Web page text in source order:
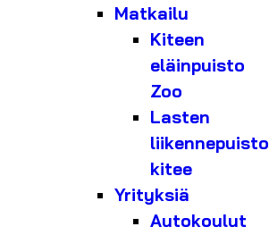
Matkailu
Kiteen
eläinpuisto
Zoo
Lasten
liikennepuisto
kitee
Yrityksiä
Autokoulut